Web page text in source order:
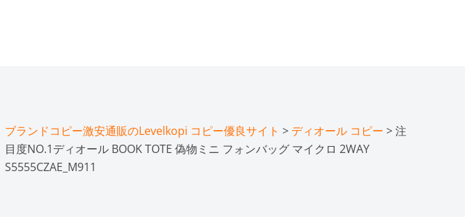
ブランドコピー激安通販のLevelkopi コピー優良サイト > ディオール コピー > 注
目度NO.1ディオール BOOK TOTE 偽物ミニ フォンバッグ マイクロ 2WAY
S5555CZAE_M911